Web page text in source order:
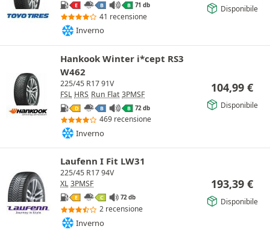
E B B 71 db
41 recensione
Inverno
Disponibile
Hankook Winter i*cept RS3
W462
225/45 R17 91V
FSL HRS Run Flat 3PMSF
D B B 72 db
469 recensione
Inverno
104,99 €
Disponibile
Laufenn I Fit LW31
225/45 R17 94V
XL 3PMSF
E C 72 db
2 recensione
Inverno
193,39 €
Disponibile